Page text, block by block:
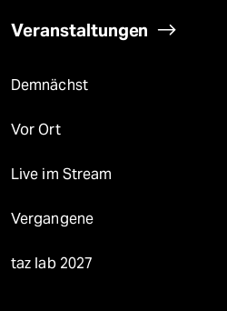
Veranstaltungen
Demnächst
Vor Ort
Live im Stream
Vergangene
taz lab 2027